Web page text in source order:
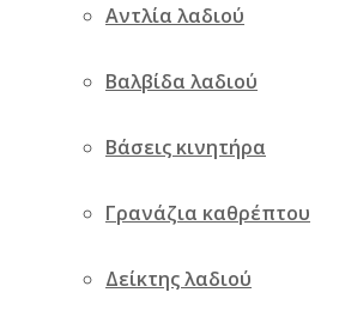
Αντλία λαδιού
Βαλβίδα λαδιού
Βάσεις κινητήρα
Γρανάζια καθρέπτου
Δείκτης λαδιού